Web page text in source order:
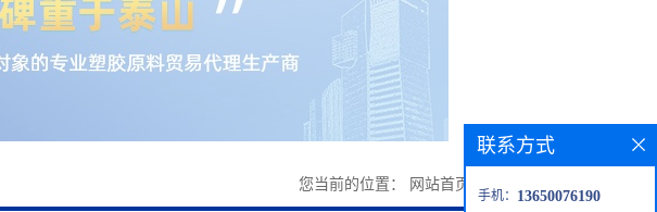
您当前的位置： 网站首页 >产品展厅
联系方式
手机： 13650076190